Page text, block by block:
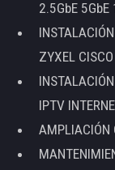
2.5GbE 5GbE
ZYXEL
IPTV
AMPLIACIÓN